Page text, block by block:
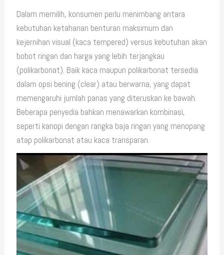
Dalam memilih, konsumen perlu menimbang antara
kebutuhan ketahanan benturan maksimum dan
kejernihan visual (kaca tempered) versus kebutuhan akan
bobot ringan dan harga yang lebih terjangkau
(polikarbonat). Baik kaca maupun polikarbonat tersedia
dalam opsi bening (clear) atau berwarna, yang dapat
memengaruhi jumlah panas yang diteruskan ke bawah.
Beberapa penyedia bahkan menawarkan kombinasi,
seperti kanopi dengan rangka baja ringan yang menopang
atap polikarbonat atau kaca transparan.